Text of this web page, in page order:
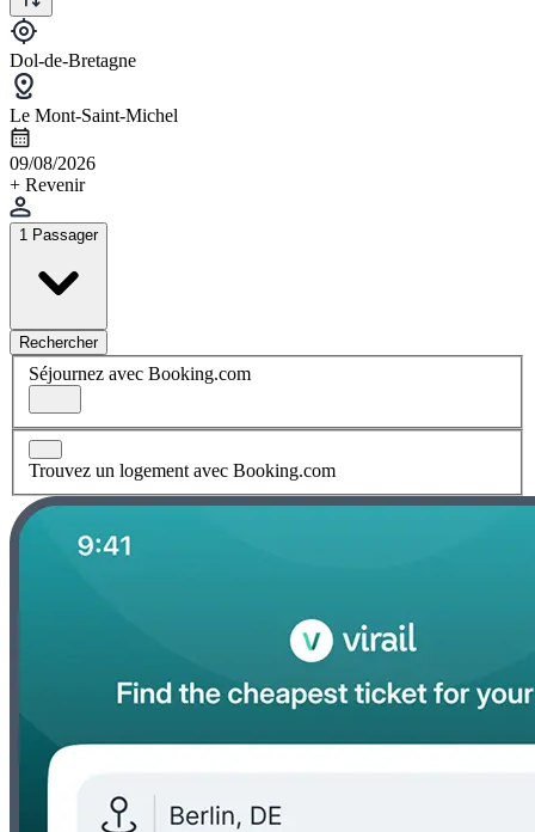
Dol-de-Bretagne
Le Mont-Saint-Michel
09/08/2026
+ Revenir
1 Passager
Rechercher
Séjournez avec Booking.com
Trouvez un logement avec Booking.com